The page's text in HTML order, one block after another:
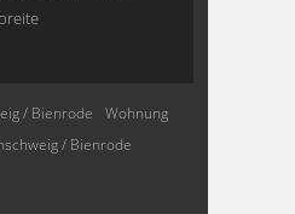
/ Bienrode
Wohnung
/ Bienrode